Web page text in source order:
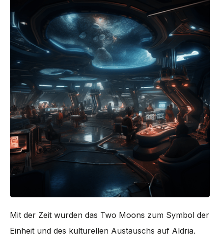
Mit der Zeit wurden das Two Moons zum Symbol der
Einheit und des kulturellen Austauschs auf Aldria.